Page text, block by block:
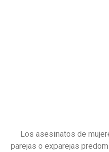
Los asesinatos de
parejas o exparejas